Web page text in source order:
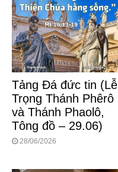
Tảng Đá đức tin (Lễ
Trọng Thánh Phêrô
và Thánh Phaolô,
Tông đồ – 29.06)
28/06/2026